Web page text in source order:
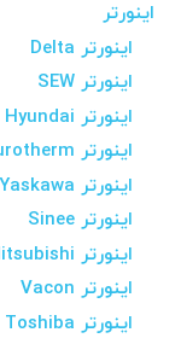
اینورتر
اینورتر Delta
اینورتر SEW
اینورتر Hyundai
اینورتر Eurotherm
اینورتر Yaskawa
اینورتر Sinee
اینورتر Mitsubishi
اینورتر Vacon
اینورتر Toshiba